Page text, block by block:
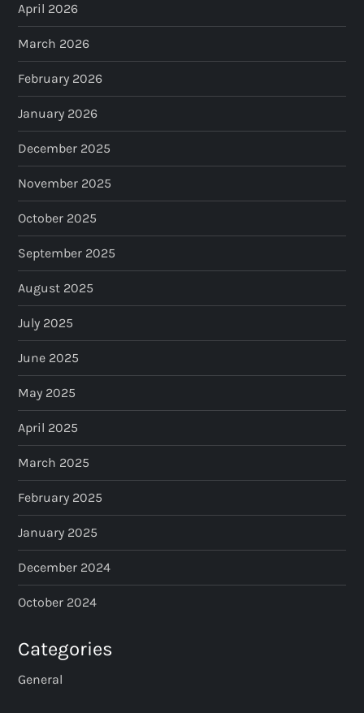
g
i
n
a
t
i
o
n
April 2026
March 2026
February 2026
January 2026
December 2025
November 2025
October 2025
September 2025
August 2025
July 2025
June 2025
May 2025
April 2025
March 2025
February 2025
January 2025
December 2024
October 2024
Categories
General